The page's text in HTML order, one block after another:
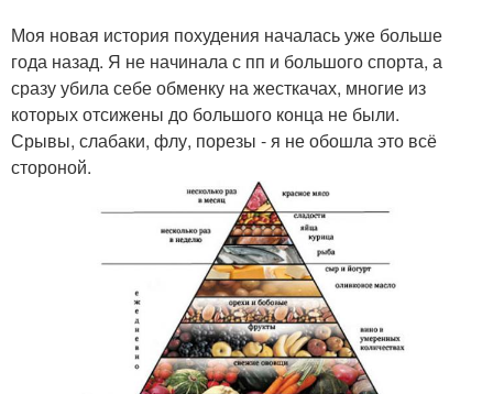
Моя новая история похудения началась уже больше
года назад. Я не начинала с пп и большого спорта, а
сразу убила себе обменку на жесткачах, многие из
которых отсижены до большого конца не были.
Срывы, слабаки, флу, порезы - я не обошла это всё
стороной.